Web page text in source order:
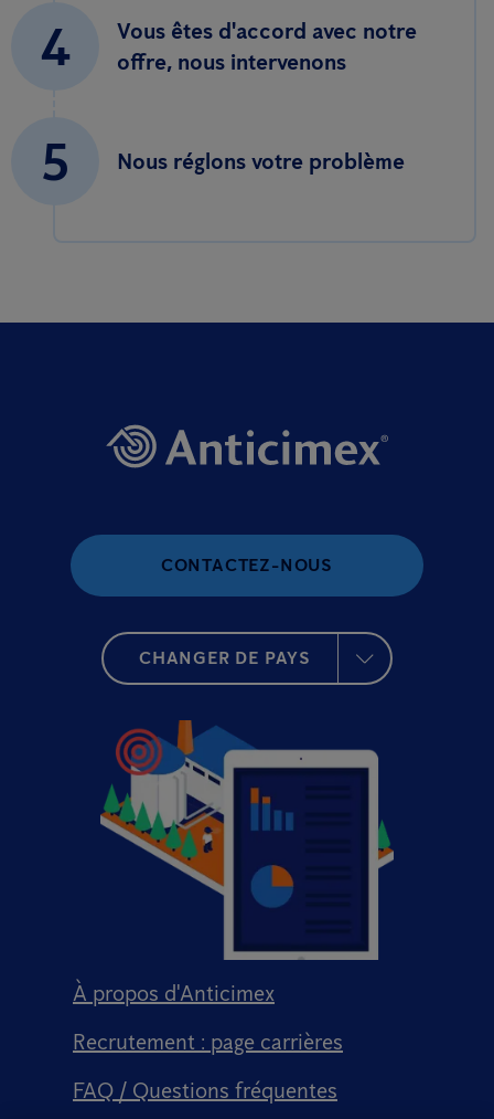
4
Vous êtes d'accord avec notre
offre, nous intervenons
5 Nous réglons votre problème
CONTACTEZ-NOUS
CHANGER DE PAYS
À propos d'Anticimex
Recrutement : page carrières
FAQ / Questions fréquentes